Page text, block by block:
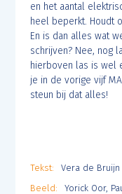
en het aantal
heel beperkt. Houdt
En is dan alles wat
schrijven? Nee, nog
hierboven las is wel
je in de vorige vijf
steun bij dat alles!
Tekst:
Vera de Bruijn
Beeld:
Yorick Oor,